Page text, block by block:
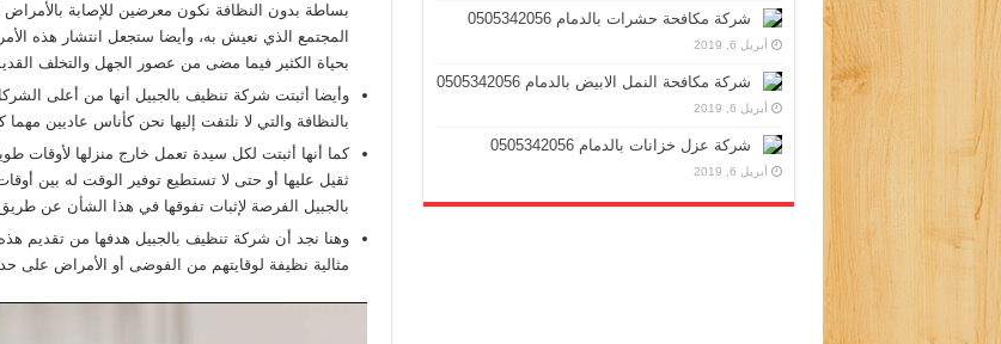
بساطة بدون النظافة نكون معرضين للإصابة
المجتمع الذي نعيش به، وأيضا ستجعل انتشار هذه
بحياة الكثير فيما مضى من عصور الجهل والتخلف
وأيضا أثبتت شركة تنظيف بالجبيل أنها من أعلى
بالنظافة والتي لا نلتفت إليها نحن كأناس عاديين
كما أنها أثبتت لكل سيدة تعمل خارج منزلها لأوقات
ثقيل عليها أو حتى لا تستطيع توفير الوقت له بين
بالجبيل الفرصة لإثبات تفوقها في هذا الشأن عن
وهنا نجد أن شركة تنظيف بالجبيل هدفها من تقديم هذه
مثالية نظيفة لوقايتهم من الفوضى أو الأمراض على
شركة مكافحة حشرات بالدمام 0505342056
أبريل 6, 2019
شركة مكافحة النمل الابيض بالدمام 0505342056
أبريل 6, 2019
شركة عزل خزانات بالدمام 0505342056
أبريل 6, 2019